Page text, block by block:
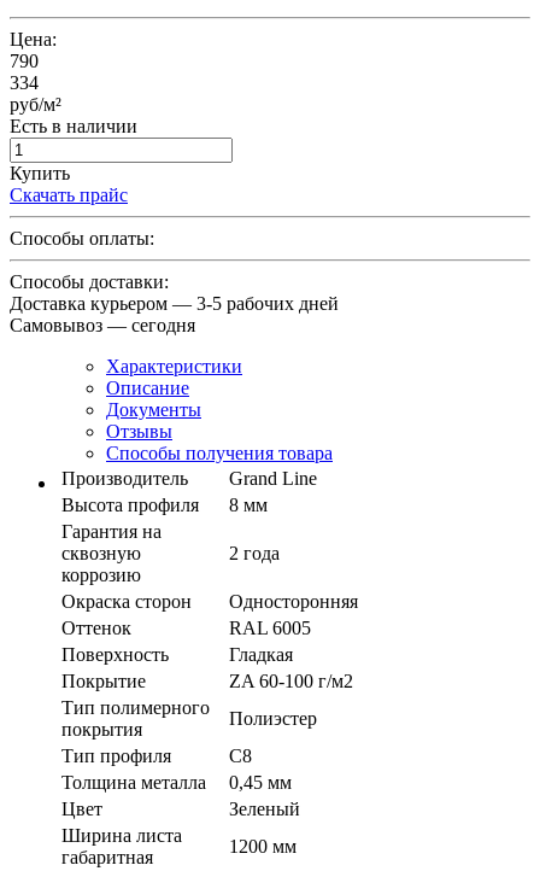
Цена:
790
334
руб/м²
Есть в наличии
Купить
Скачать прайс
Способы оплаты:
Способы доставки:
Доставка курьером — 3-5 рабочих дней
Самовывоз — сегодня
Характеристики
Описание
Документы
Отзывы
Способы получения товара
Производитель
Grand Line
Высота профиля
8 мм
Гарантия на
сквозную
коррозию
2 года
Окраска сторон
Односторонняя
Оттенок
RAL 6005
Поверхность
Гладкая
Покрытие
ZA 60-100 г/м2
Тип полимерного
покрытия
Полиэстер
Тип профиля
С8
Толщина металла
0,45 мм
Цвет
Зеленый
Ширина листа
габаритная
1200 мм